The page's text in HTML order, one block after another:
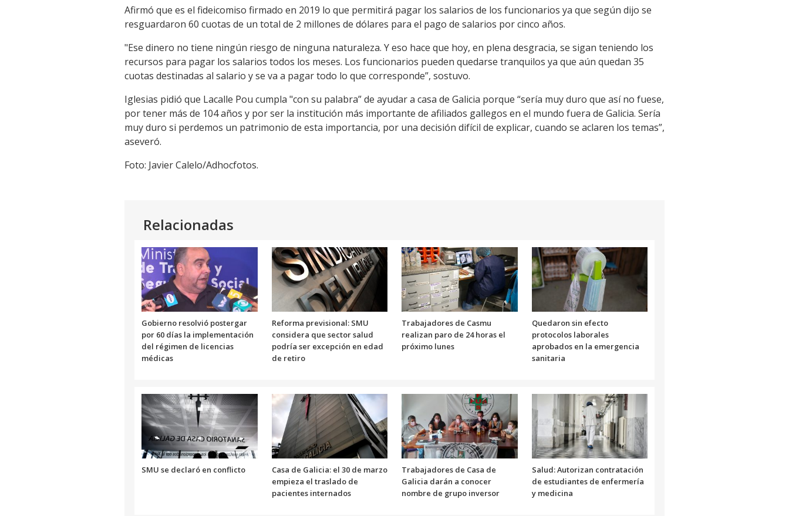
LinkAfirmó que es el fideicomiso firmado en 2019 lo que permitirá pagar los salarios de los funcionarios ya que según dijo se
resguardaron 60 cuotas de un total de 2 millones de dólares para el pago de salarios por cinco años.
"Ese dinero no tiene ningún riesgo de ninguna naturaleza. Y eso hace que hoy, en plena desgracia, se sigan teniendo los
recursos para pagar los salarios todos los meses. Los funcionarios pueden quedarse tranquilos ya que aún quedan 35
cuotas destinadas al salario y se va a pagar todo lo que corresponde”, sostuvo.
Iglesias pidió que Lacalle Pou cumpla "con su palabra” de ayudar a casa de Galicia porque “sería muy duro que así no fuese,
por tener más de 104 años y por ser la institución más importante de afiliados gallegos en el mundo fuera de Galicia. Sería
muy duro si perdemos un patrimonio de esta importancia, por una decisión difícil de explicar, cuando se aclaren los temas”,
aseveró.
Foto: Javier Calelo/Adhocfotos.
Relacionadas
Gobierno resolvió postergar
por 60 días la implementación
del régimen de licencias
médicas
Reforma previsional: SMU
considera que sector salud
podría ser excepción en edad
de retiro
Trabajadores de Casmu
realizan paro de 24 horas el
próximo lunes
Quedaron sin efecto
protocolos laborales
aprobados en la emergencia
sanitaria
SMU se declaró en conflicto
Casa de Galicia: el 30 de marzo
empieza el traslado de
pacientes internados
Trabajadores de Casa de
Galicia darán a conocer
nombre de grupo inversor
Salud: Autorizan contratación
de estudiantes de enfermería
y medicina